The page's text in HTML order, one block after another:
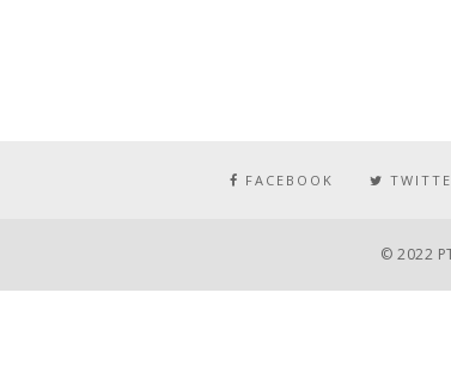
FACEBOOK
© 2022